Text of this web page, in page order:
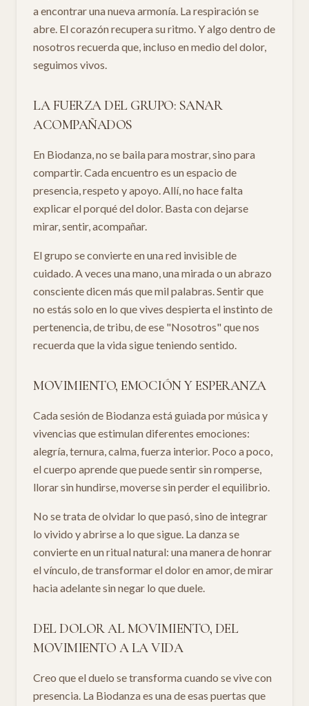
a encontrar una nueva armonía. La respiración se
abre. El corazón recupera su ritmo. Y algo dentro de
nosotros recuerda que, incluso en medio del dolor,
seguimos vivos.
LA FUERZA DEL GRUPO: SANAR
ACOMPAÑADOS
En Biodanza, no se baila para mostrar, sino para
compartir. Cada encuentro es un espacio de
presencia, respeto y apoyo. Allí, no hace falta
explicar el porqué del dolor. Basta con dejarse
mirar, sentir, acompañar.
El grupo se convierte en una red invisible de
cuidado. A veces una mano, una mirada o un abrazo
consciente dicen más que mil palabras. Sentir que
no estás solo en lo que vives despierta el instinto de
pertenencia, de tribu, de ese "Nosotros" que nos
recuerda que la vida sigue teniendo sentido.
MOVIMIENTO, EMOCIÓN Y ESPERANZA
Cada sesión de Biodanza está guiada por música y
vivencias que estimulan diferentes emociones:
alegría, ternura, calma, fuerza interior. Poco a poco,
el cuerpo aprende que puede sentir sin romperse,
llorar sin hundirse, moverse sin perder el equilibrio.
No se trata de olvidar lo que pasó, sino de integrar
lo vivido y abrirse a lo que sigue. La danza se
convierte en un ritual natural: una manera de honrar
el vínculo, de transformar el dolor en amor, de mirar
hacia adelante sin negar lo que duele.
DEL DOLOR AL MOVIMIENTO, DEL
MOVIMIENTO A LA VIDA
Creo que el duelo se transforma cuando se vive con
presencia. La Biodanza es una de esas puertas que